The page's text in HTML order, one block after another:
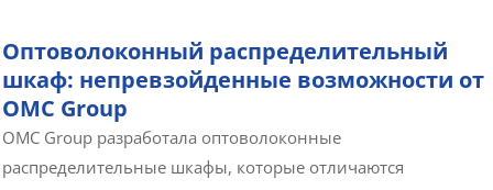
Оптоволоконный распределительный
шкаф: непревзойденные возможности от
OMC Group
OMC Group разработала оптоволоконные
распределительные шкафы, которые отличаются